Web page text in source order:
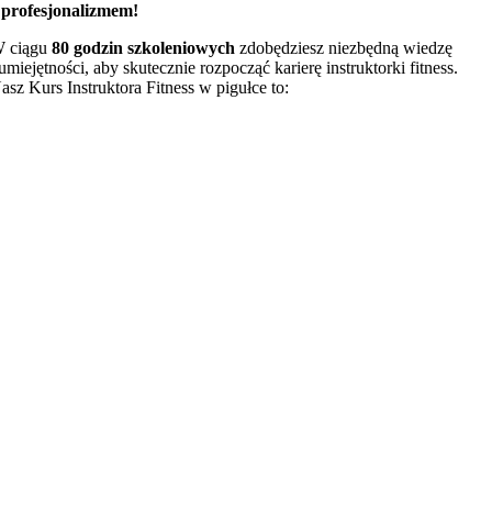
ciągu80 godzin szkoleniowych zdobędziesz niezbędną wiedzę
aby skutecznie rozpocząć karierę instruktorki fitness.
Kurs Instruktora Fitness w pigułce to: